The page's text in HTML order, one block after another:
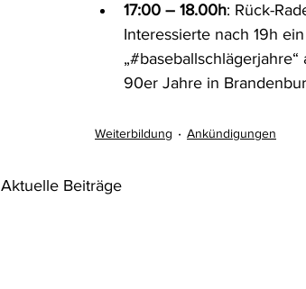
17:00 – 18.00h: Rück-
Interessierte nach 19h
90er Jahre in
Weiterbildung Ankündigungen
Aktuelle Beiträge